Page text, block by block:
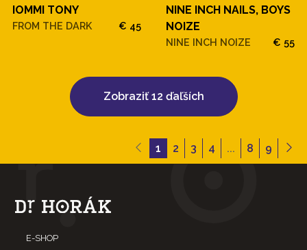
IOMMI TONY
FROM THE DARK € 45
NINE INCH NAILS, BOYS
NOIZE
NINE INCH NOIZE € 55
Zobraziť 12 ďaľších
1 2 3 4 ... 8 9
E-SHOP